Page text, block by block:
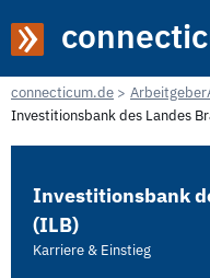
connecticum.de
Investitionsbank des Landes
Investitionsbank
(ILB)
Karriere & Einstieg